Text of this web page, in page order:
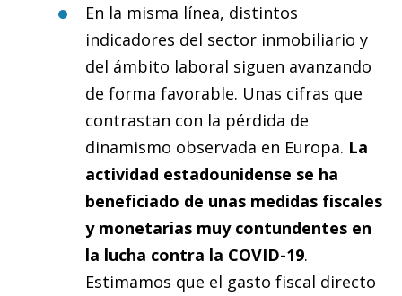
En la misma línea, distintos
indicadores del sector inmobiliario y
del ámbito laboral siguen avanzando
de forma favorable. Unas cifras que
contrastan con la pérdida de
dinamismo observada en Europa. La
actividad estadounidense se ha
beneficiado de unas medidas fiscales
y monetarias muy contundentes en
la lucha contra la COVID-19.
Estimamos que el gasto fiscal directo